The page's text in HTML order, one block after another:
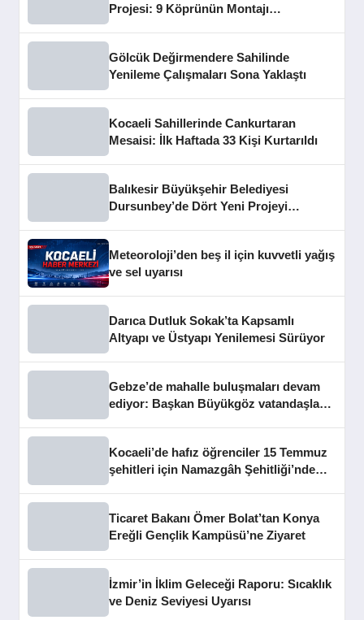
Projesi: 9 Köprünün Montajı
Gölcük Değirmendere Sahilinde
Yenileme Çalışmaları Sona Yaklaştı
Kocaeli Sahillerinde Cankurtaran
Mesaisi: İlk Haftada 33 Kişi Kurtarıldı
Balıkesir Büyükşehir Belediyesi
Dursunbey’de Dört Yeni Projeyi
Meteoroloji’den beş il için kuvvetli yağış
ve sel uyarısı
Darıca Dutluk Sokak’ta Kapsamlı
Altyapı ve Üstyapı Yenilemesi Sürüyor
Gebze’de mahalle buluşmaları devam
ediyor: Başkan Büyükgöz vatandaşları
Kocaeli’de hafız öğrenciler 15 Temmuz
şehitleri için Namazgâh Şehitliği’nde
Ticaret Bakanı Ömer Bolat’tan Konya
Ereğli Gençlik Kampüsü’ne Ziyaret
İzmir’in İklim Geleceği Raporu: Sıcaklık
ve Deniz Seviyesi Uyarısı